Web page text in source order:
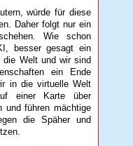
würde für diese
Daher folgt nur ein
Wie schon
besser gesagt ein
die Welt und wir sind
ein Ende
in die virtuelle Welt
einer Karte über
und führen mächtige
die Späher und